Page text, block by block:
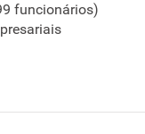
funcionários)
profissional.